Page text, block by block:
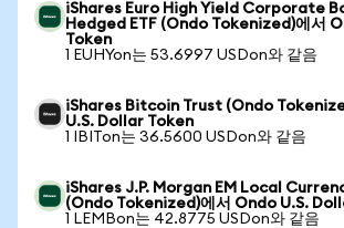
iShares Euro High Yield Corporate
Hedged ETF (Ondo Tokenized)에서
Token
1 EUHYon는 53.6997 USDon와 같음
iShares Bitcoin Trust (Ondo
U.S. Dollar Token
1 IBITon는 36.5600 USDon와 같음
iShares J.P. Morgan EM Local
(Ondo Tokenized)에서 Ondo U.S.
1 LEMBon는 42.8775 USDon와 같음